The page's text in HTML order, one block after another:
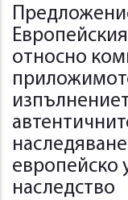
относно
европейско
наследство